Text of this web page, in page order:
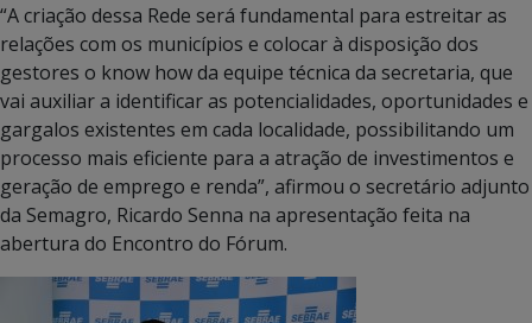
“A criação dessa Rede será fundamental para estreitar as
relações com os municípios e colocar à disposição dos
gestores o know how da equipe técnica da secretaria, que
vai auxiliar a identificar as potencialidades, oportunidades e
gargalos existentes em cada localidade, possibilitando um
processo mais eficiente para a atração de investimentos e
geração de emprego e renda”, afirmou o secretário adjunto
da Semagro, Ricardo Senna na apresentação feita na
abertura do Encontro do Fórum.